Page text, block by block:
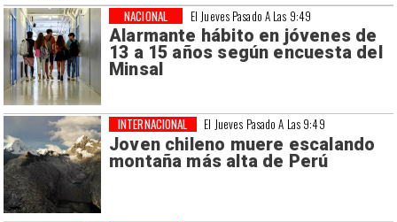
El Jueves Pasado A Las 9:49
Alarmante hábito en jóvenes de
13 a 15 años según encuesta del
Minsal
NACIONAL
El Jueves Pasado A Las 9:49
Joven chileno muere escalando
montaña más alta de Perú
INTERNACIONAL